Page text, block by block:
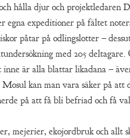
hålla djur och projektledaren
egna expeditioner på fältet
påtar på odlingslotter –
med 205
är alla blattar likadana –
kan man vara säker på att
på att få bli befriad och få
mejerier, ekojordbruk och allt